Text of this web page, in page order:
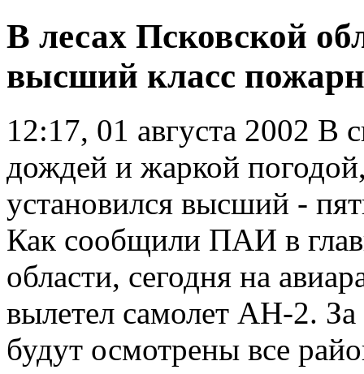
В лесах Псковской
высший класс
12:17, 01 августа 2002 В
дождей и жаркой
установился высший -
Как сообщили ПАИ в
области, сегодня на
вылетел самолет АН-2. За
будут осмотрены все